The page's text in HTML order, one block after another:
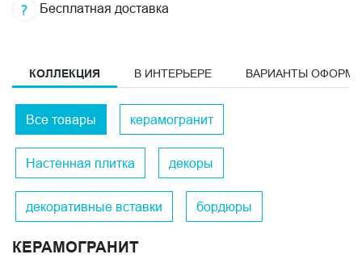
Бесплатная доставка
КОЛЛЕКЦИЯ В ИНТЕРЬЕРЕ ВАРИАНТЫ
Все товары керамогранит
Настенная плитка декоры
декоративные вставки бордюры
КЕРАМОГРАНИТ